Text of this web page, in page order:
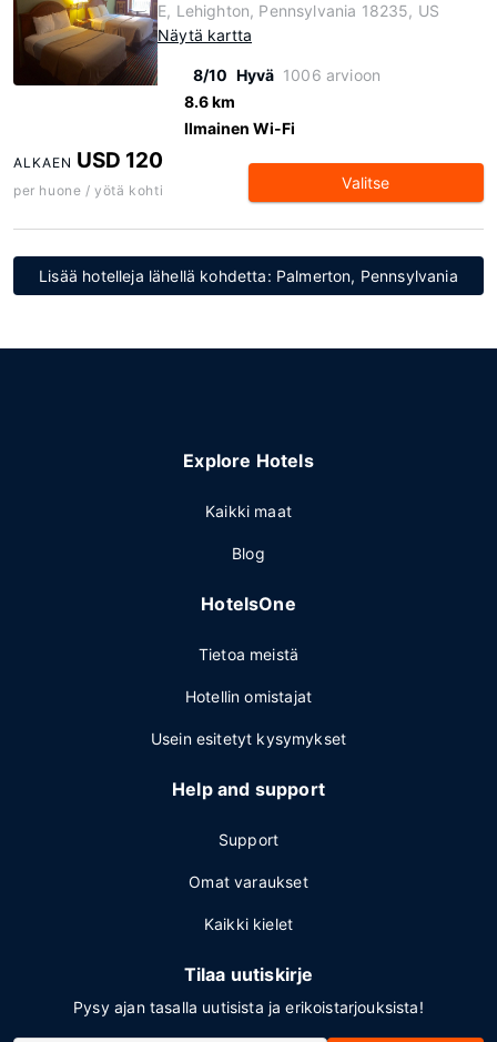
E, Lehighton, Pennsylvania 18235, US
Näytä kartta
8/10 Hyvä 1006 arvioon
8.6 km
Ilmainen Wi-Fi
ALKAEN USD 120
per huone / yötä kohti Valitse
Lisää hotelleja lähellä kohdetta: Palmerton, Pennsylvania
Explore Hotels
Kaikki maat
Blog
HotelsOne
Tietoa meistä
Hotellin omistajat
Usein esitetyt kysymykset
Help and support
Support
Omat varaukset
Kaikki kielet
Tilaa uutiskirje
Pysy ajan tasalla uutisista ja erikoistarjouksista!